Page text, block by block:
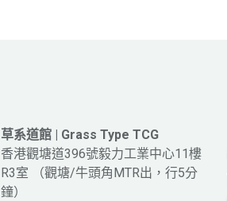
草系道館 | Grass Type TCG
香港觀塘道396號毅力工業中心11樓
R3室 （觀塘/牛頭角MTR出，行5分
鐘）